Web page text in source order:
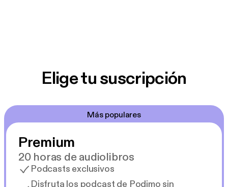
Elige tu suscripción
Más populares
Premium
20 horas de audiolibros
Podcasts exclusivos
Disfruta los podcast de Podimo sin